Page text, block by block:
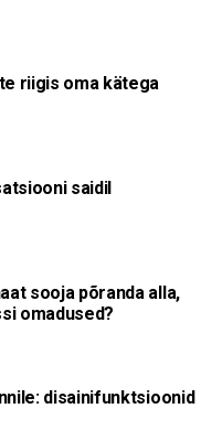
riigis oma kätega
saidil
sooja põranda alla,
omadused?
disainifunktsioonid